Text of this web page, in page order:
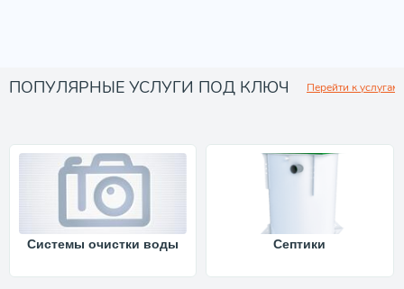
ПОПУЛЯРНЫЕ УСЛУГИ ПОД КЛЮЧ Перейти к услугам
Системы очистки воды Септики